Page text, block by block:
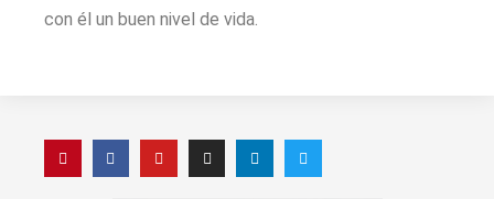
con él un buen nivel de vida.